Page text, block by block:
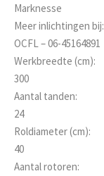
Marknesse
Meer inlichtingen bij:
OCFL – 06-45164891
Werkbreedte (cm):
300
Aantal tanden:
24
Roldiameter (cm):
40
Aantal rotoren: